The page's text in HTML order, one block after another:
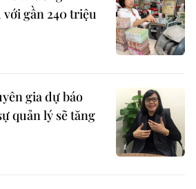
với gần 240 triệu
gia dự báo
quản lý sẽ tăng